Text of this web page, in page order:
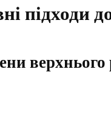
підходи